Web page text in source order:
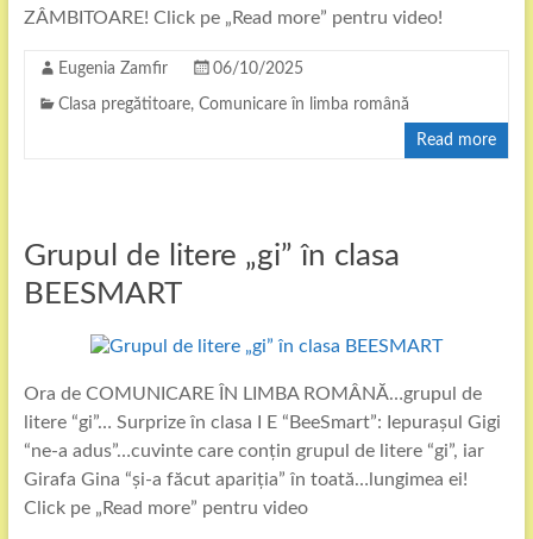
ZÂMBITOARE! Click pe „Read more” pentru video!
Eugenia Zamfir 06/10/2025
Clasa pregătitoare, Comunicare în limba română
Read more
Grupul de litere „gi” în clasa
BEESMART
Ora de COMUNICARE ÎN LIMBA ROMÂNĂ…grupul de
litere “gi”… Surprize în clasa I E “BeeSmart”: Iepurașul Gigi
“ne-a adus”…cuvinte care conțin grupul de litere “gi”, iar
Girafa Gina “și-a făcut apariția” în toată…lungimea ei!
Click pe „Read more” pentru video